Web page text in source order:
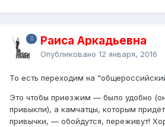
Раиса Аркадьевна
Опубликовано 12 января, 2016
То есть переходим на
Это чтобы приезжим — было удобно
привыкли), а камчатцы, которым
привычки, — обойдутся, переживут!